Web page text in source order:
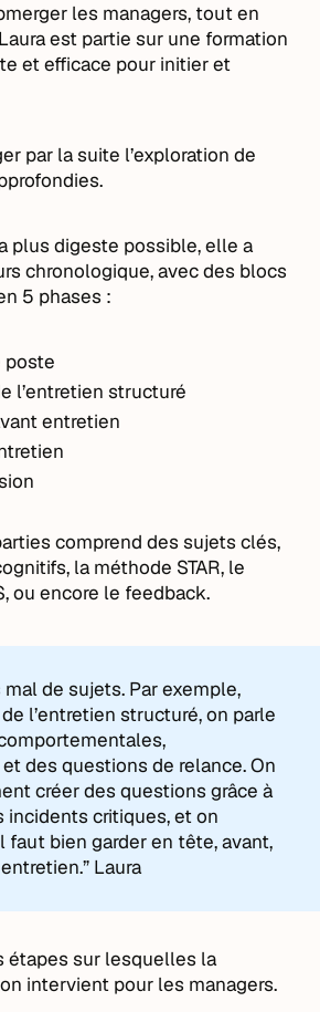
les managers, tout en
est partie sur une formation
et efficace pour initier et
par la suite l’exploration de
plus digeste possible, elle a
chronologique, avec des blocs
5 phases :
poste
l’entretien structuré
entretien
comprend des sujets clés,
la méthode STAR, le
ou encore le feedback.
mal de sujets. Par exemple,
l’entretien structuré, on parle
des questions de relance. On
créer des questions grâce à
incidents critiques, et on
faut bien garder en tête, avant,
Laura
étapes sur lesquelles la
intervient pour les managers.